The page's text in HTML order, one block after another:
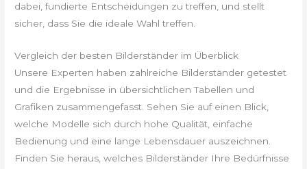
dabei, fundierte Entscheidungen zu treffen, und stellt
sicher, dass Sie die ideale Wahl treffen.
Vergleich der besten Bilderständer im Überblick
Unsere Experten haben zahlreiche Bilderständer getestet
und die Ergebnisse in übersichtlichen Tabellen und
Grafiken zusammengefasst. Sehen Sie auf einen Blick,
welche Modelle sich durch hohe Qualität, einfache
Bedienung und eine lange Lebensdauer auszeichnen.
Finden Sie heraus, welches Bilderständer Ihre Bedürfnisse